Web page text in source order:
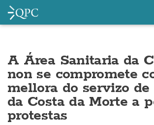
A Área Sanitaria da
non se compromete
mellora do servizo
da Costa da Morte a
protestas